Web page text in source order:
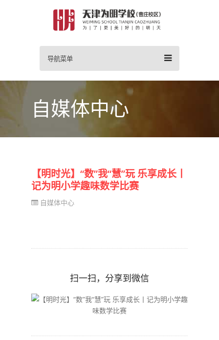
导航菜单
自媒体中心
【明时光】“数”我“慧”玩 乐享成长丨
记为明小学趣味数学比赛
自媒体中心
扫一扫，分享到微信